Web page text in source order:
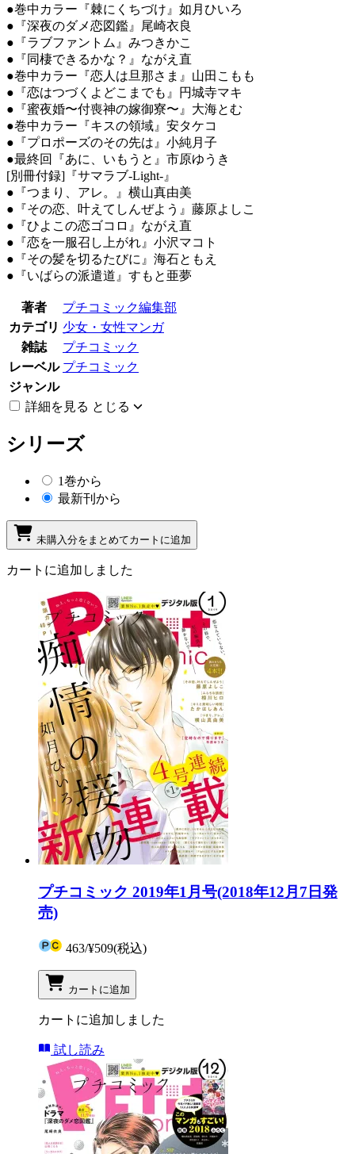
●巻中カラー『棘にくちづけ』如月ひいろ
●『深夜のダメ恋図鑑』尾崎衣良
●『ラブファントム』みつきかこ
●『同棲できるかな？』ながえ直
●巻中カラー『恋人は旦那さま』山田こもも
●『恋はつづくよどこまでも』円城寺マキ
●『蜜夜婚〜付喪神の嫁御寮〜』大海とむ
●巻中カラー『キスの領域』安タケコ
●『プロポーズのその先は』小純月子
●最終回『あに、いもうと』市原ゆうき
[別冊付録]『サマラブ-Light-』
●『つまり、アレ。』横山真由美
●『その恋、叶えてしんぜよう』藤原よしこ
●『ひよこの恋ゴコロ』ながえ直
●『恋を一服召し上がれ』小沢マコト
●『その髪を切るたびに』海石ともえ
●『いばらの派遣道』すもと亜夢
著者
プチコミック編集部
カテゴリ 少女・女性マンガ
雑誌
プチコミック
レーベル プチコミック
ジャンル
詳細を見る とじる
シリーズ
1巻から
最新刊から
未購入分をまとめてカートに追加
カートに追加しました
プチコミック 2019年1月号(2018年12月7日発
売)
463/¥509(税込)
カートに追加
カートに追加しました
試し読み